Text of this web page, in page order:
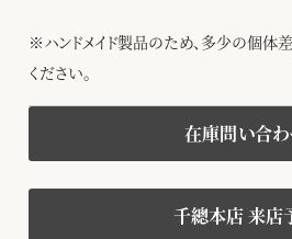
※ハンドメイド製品のため、多少の個体
ください。
在庫問い合
千總本店 来店